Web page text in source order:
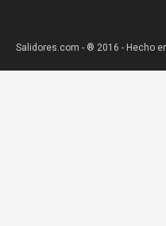
Salidores.com - ® 2016 - Hecho